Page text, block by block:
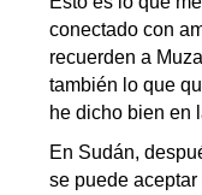
conectado con
recuerden a
también lo que
he dicho bien en
En Sudán,
se puede